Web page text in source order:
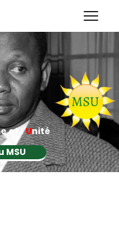
et l'Unité
MSU